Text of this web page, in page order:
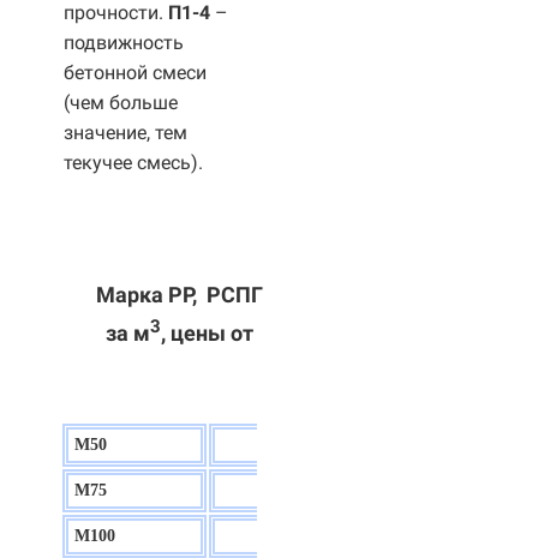
прочности. П1-4 –
подвижность
бетонной смеси
(чем больше
значение, тем
текучее смесь).
Марка РР, РСПГ
за м3, цены от
М50
М75
М100